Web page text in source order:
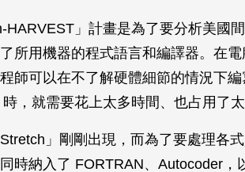
HARVEST」計畫是為了要分析美國
所用機器的程式語言和編譯器。在電
師可以在不了解硬體細節的情況下
，就需要花上太多時間、也占用了太
」剛剛出現，而為了要處理各
時納入了 FORTRAN、Autocoder，